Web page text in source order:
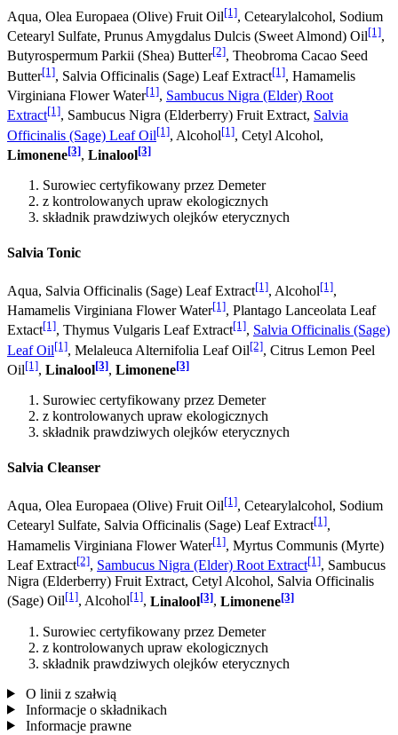
Aqua, Olea Europaea (Olive) Fruit Oil[1], Cetearylalcohol, Sodium
Cetearyl Sulfate, Prunus Amygdalus Dulcis (Sweet Almond) Oil[1],
Butyrospermum Parkii (Shea) Butter[2], Theobroma Cacao Seed
Butter[1], Salvia Officinalis (Sage) Leaf Extract[1], Hamamelis
Virginiana Flower Water[1], Sambucus Nigra (Elder) Root
Extract[1], Sambucus Nigra (Elderberry) Fruit Extract, Salvia
Officinalis (Sage) Leaf Oil[1], Alcohol[1], Cetyl Alcohol,
Limonene[3], Linalool[3]
Surowiec certyfikowany przez Demeter
z kontrolowanych upraw ekologicznych
składnik prawdziwych olejków eterycznych
Salvia Tonic
Aqua, Salvia Officinalis (Sage) Leaf Extract[1], Alcohol[1],
Hamamelis Virginiana Flower Water[1], Plantago Lanceolata Leaf
Extact[1], Thymus Vulgaris Leaf Extract[1], Salvia Officinalis (Sage)
Leaf Oil[1], Melaleuca Alternifolia Leaf Oil[2], Citrus Lemon Peel
Oil[1], Linalool[3], Limonene[3]
Surowiec certyfikowany przez Demeter
z kontrolowanych upraw ekologicznych
składnik prawdziwych olejków eterycznych
Salvia Cleanser
Aqua, Olea Europaea (Olive) Fruit Oil[1], Cetearylalcohol, Sodium
Cetearyl Sulfate, Salvia Officinalis (Sage) Leaf Extract[1],
Hamamelis Virginiana Flower Water[1], Myrtus Communis (Myrte)
Leaf Extract[2], Sambucus Nigra (Elder) Root Extract[1], Sambucus
Nigra (Elderberry) Fruit Extract, Cetyl Alcohol, Salvia Officinalis
(Sage) Oil[1], Alcohol[1], Linalool[3], Limonene[3]
Surowiec certyfikowany przez Demeter
z kontrolowanych upraw ekologicznych
składnik prawdziwych olejków eterycznych
O linii z szałwią
Informacje o składnikach
Informacje prawne